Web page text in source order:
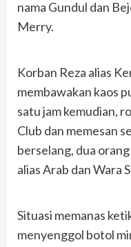
nama Gundul dan
Merry.
Korban Reza alias
membawakan kaos
satu jam kemudian,
Club dan memesan
berselang, dua
alias Arab dan Wara
Situasi memanas
menyenggol botol